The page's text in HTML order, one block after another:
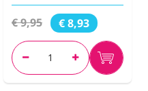
€ 9,95 € 8,93